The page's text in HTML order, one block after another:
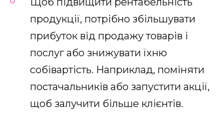
продукції, потрібно збільшувати
прибуток від продажу товарів і
послуг або знижувати їхню
собівартість. Наприклад, поміняти
постачальників або запустити акції,
щоб залучити більше клієнтів.